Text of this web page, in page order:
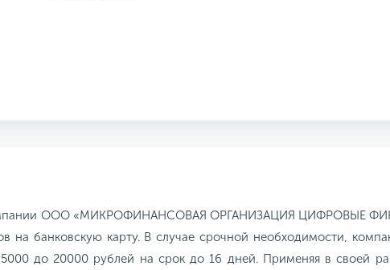
ООО «МИКРОФИНАНСОВАЯ ОРГАНИЗАЦИЯ ЦИФРОВЫЕ
на банковскую карту. В случае срочной необходимости,
до 20000 рублей на срок до 16 дней. Применяя в своей